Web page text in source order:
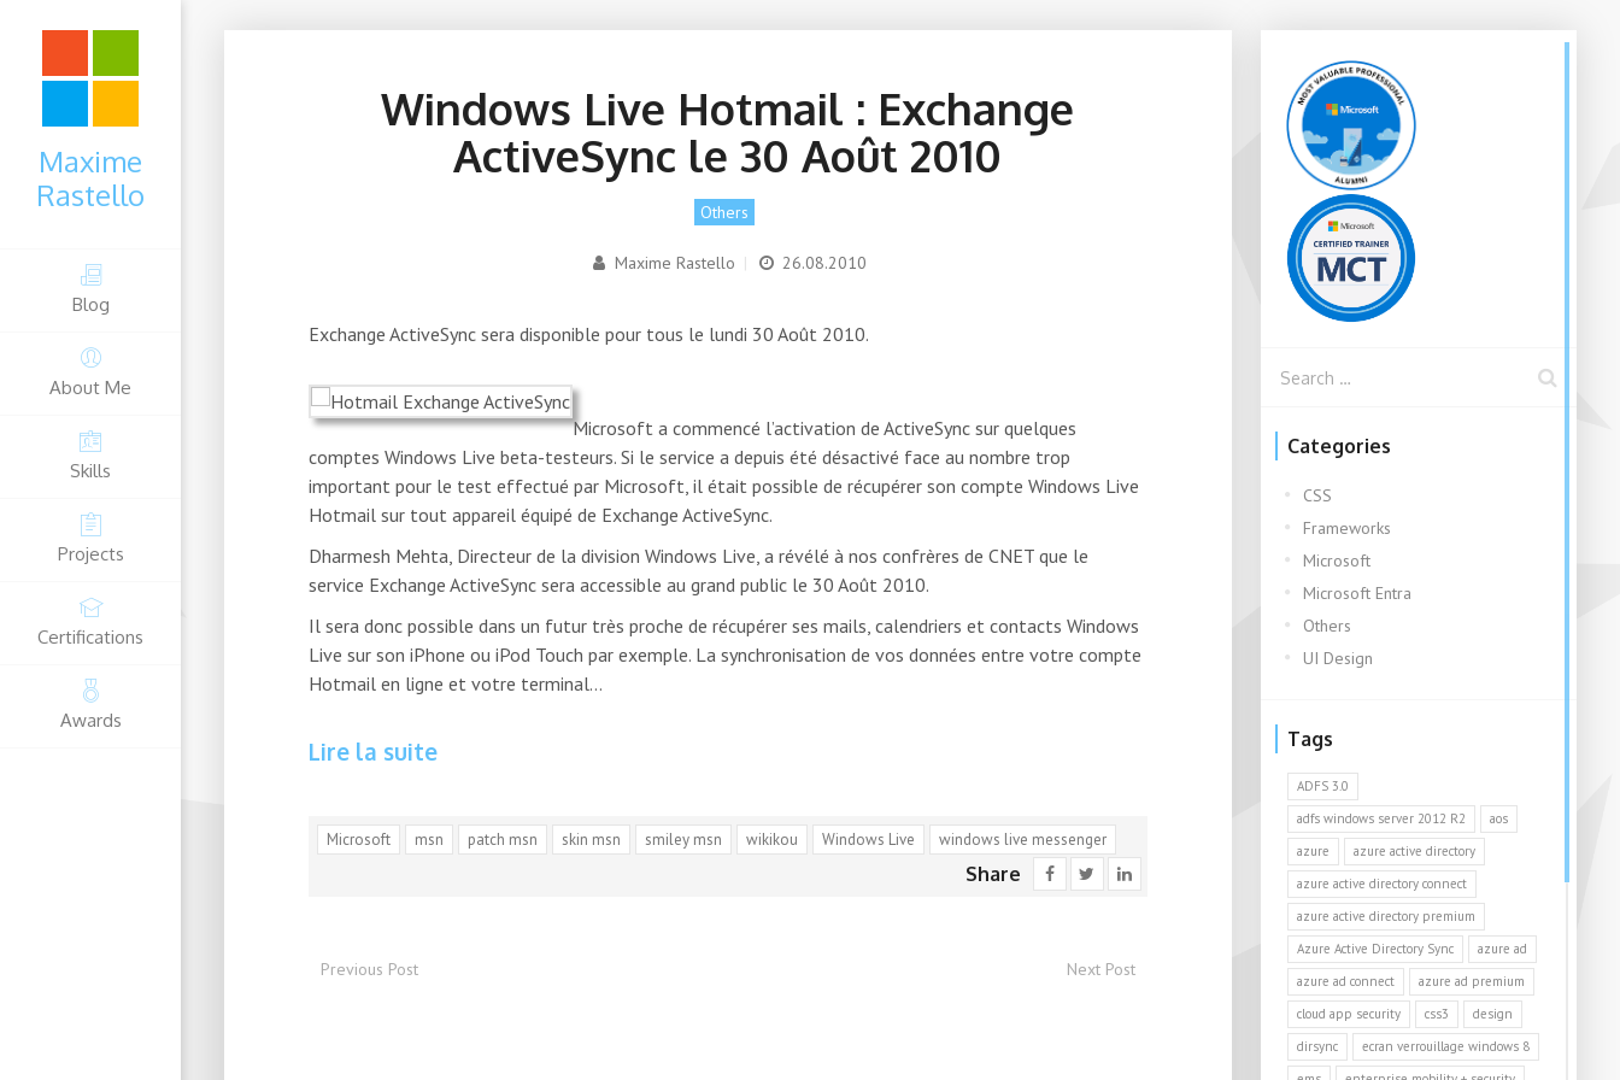
Maxime
Rastello
Blog
About Me
Skills
Projects
Certifications
Awards
Windows Live Hotmail : Exchange
ActiveSync le 30 Août 2010
Others
Maxime Rastello | 26.08.2010
Exchange ActiveSync sera disponible pour tous le lundi 30 Août 2010.
Microsoft a commencé l’activation de ActiveSync sur quelques
comptes Windows Live beta-testeurs. Si le service a depuis été désactivé face au nombre trop
important pour le test effectué par Microsoft, il était possible de récupérer son compte Windows Live
Hotmail sur tout appareil équipé de Exchange ActiveSync.
Dharmesh Mehta, Directeur de la division Windows Live, a révélé à nos confrères de CNET que le
service Exchange ActiveSync sera accessible au grand public le 30 Août 2010.
Il sera donc possible dans un futur très proche de récupérer ses mails, calendriers et contacts Windows
Live sur son iPhone ou iPod Touch par exemple. La synchronisation de vos données entre votre compte
Hotmail en ligne et votre terminal…
Lire la suite
Microsoft msn patch msn skin msn smiley msn wikikou Windows Live windows live messenger
Share
Previous Post Next Post
Categories
CSS
Frameworks
Microsoft
Microsoft Entra
Others
UI Design
Tags
ADFS 3.0
adfs windows server 2012 R2
aos
azure
azure active directory
azure active directory connect
azure active directory premium
Azure Active Directory Sync
azure ad
azure ad connect
azure ad premium
cloud app security
css3
design
dirsync
ecran verrouillage windows 8